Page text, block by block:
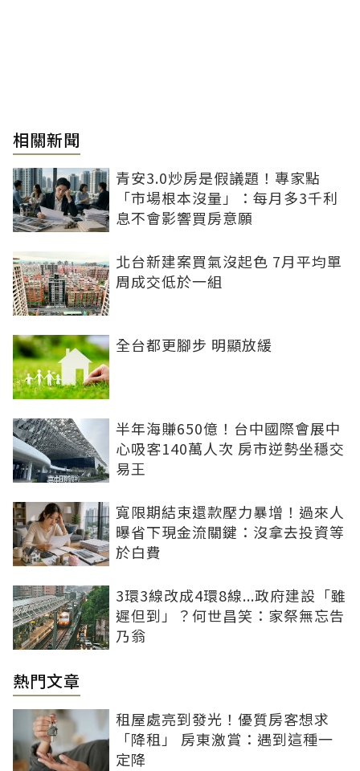
相關新聞
青安3.0炒房是假議題！專家點
「市場根本沒量」：每月多3千利
息不會影響買房意願
北台新建案買氣沒起色 7月平均單
周成交低於一組
全台都更腳步 明顯放緩
半年海賺650億！台中國際會展中
心吸客140萬人次 房市逆勢坐穩交
易王
寬限期結束還款壓力暴增！過來人
曝省下現金流關鍵：沒拿去投資等
於白費
3環3線改成4環8線...政府建設「雖
遲但到」？何世昌笑：家祭無忘告
乃翁
熱門文章
租屋處亮到發光！優質房客想求
「降租」 房東激賞：遇到這種一
定降